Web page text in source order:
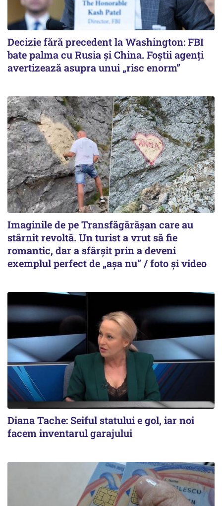
Decizie fără precedent la Washington: FBI
bate palma cu Rusia și China. Foștii agenți
avertizează asupra unui „risc enorm”
Imaginile de pe Transfăgărășan care au
stârnit revoltă. Un turist a vrut să fie
romantic, dar a sfârșit prin a deveni
exemplul perfect de „așa nu” / foto și video
Diana Tache: Seiful statului e gol, iar noi
facem inventarul garajului